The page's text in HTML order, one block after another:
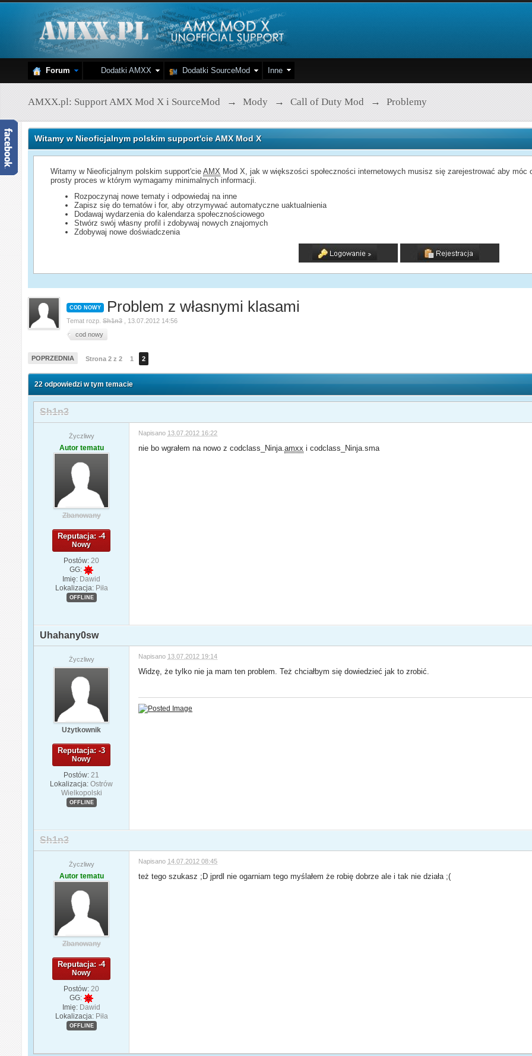
Forum Dodatki AMXX Dodatki SourceMod Inne
AMXX.pl: Support AMX Mod X i SourceMod → Mody → Call of Duty Mod → Problemy
Witamy w Nieoficjalnym polskim support'cie AMX Mod X
Witamy w Nieoficjalnym polskim support'cieAMX Mod X, jak w większości społeczności internetowych musisz się zarejestrować aby
prosty proces w którym wymagamy minimalnych informacji.
Rozpoczynaj nowe tematy i odpowiedaj na inne
Zapisz się do tematów i for, aby otrzymywać automatyczne uaktualnienia
Dodawaj wydarzenia do kalendarza społecznościowego
Stwórz swój własny profil i zdobywaj nowych znajomych
Zdobywaj nowe doświadczenia
COD NOWY Problem z własnymi klasami
Temat rozp.Sh1n3
13.07.2012 14:56
cod nowy
POPRZEDNIA Strona 2 z 2 1 2
22 odpowiedzi w tym temacie
Sh1n3
Życzliwy
Autor tematu
Zbanowany
Reputacja: -4
Nowy
Postów: 20
GG:
Imię: Dawid
Lokalizacja: Piła
OFFLINE
Napisano 13.07.2012 16:22
nie bo wgrałem na nowo z codclass_Ninja.amxx i codclass_Ninja.sma
Uhahany0sw
Życzliwy
Użytkownik
Reputacja: -3
Nowy
Postów: 21
Lokalizacja: Ostrów
Wielkopolski
OFFLINE
Napisano 13.07.2012 19:14
Widzę, że tylko nie ja mam ten problem. Też chciałbym się dowiedzieć jak to zrobić.
Sh1n3
Życzliwy
Autor tematu
Zbanowany
Reputacja: -4
Nowy
Postów: 20
GG:
Imię: Dawid
Lokalizacja: Piła
OFFLINE
Napisano 14.07.2012 08:45
też tego szukasz ;D jprdl nie ogarniam tego myślałem że robię dobrze ale i tak nie działa ;(